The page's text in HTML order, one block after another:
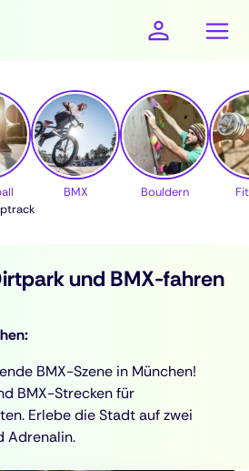
BMX Bouldern
und BMX-fahren
BMX-Szene in München!
BMX-Strecken für
Erlebe die Stadt auf zwei
Adrenalin.